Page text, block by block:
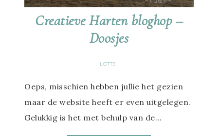
Creatieve Harten bloghop –
Doosjes
LOTTE
Oeps, misschien hebben jullie het gezien
maar de website heeft er even uitgelegen.
Gelukkig is het met behulp van de…